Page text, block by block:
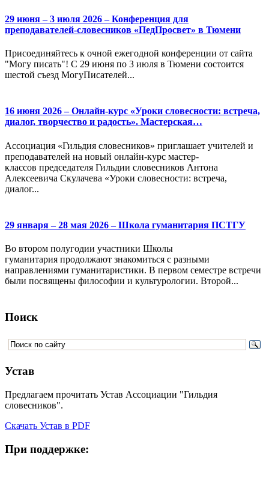
29 июня – 3 июля 2026 – Конференция для
преподавателей-словесников «ПедПросвет» в Тюмени
Присоединяйтесь к очной ежегодной конференции от сайта
"Могу писать"! С 29 июня по 3 июля в Тюмени состоится
шестой съезд МогуПисателей...
16 июня 2026 – Онлайн-курс «Уроки словесности: встреча,
диалог, творчество и радость». Мастерская…
Ассоциация «Гильдия словесников» приглашает учителей и
преподавателей на новый онлайн-курс мастер-
классов председателя Гильдии словесников Антона
Алексеевича Скулачева «Уроки словесности: встреча,
диалог...
29 января – 28 мая 2026 – Школа гуманитария ПСТГУ
Во втором полугодии участники Школы
гуманитария продолжают знакомиться с разными
направлениями гуманитаристики. В первом семестре встречи
были посвящены философии и культурологии. Второй...
Поиск
Устав
Предлагаем прочитать Устав Ассоциации "Гильдия
словесников".
Скачать Устав в PDF
При поддержке: